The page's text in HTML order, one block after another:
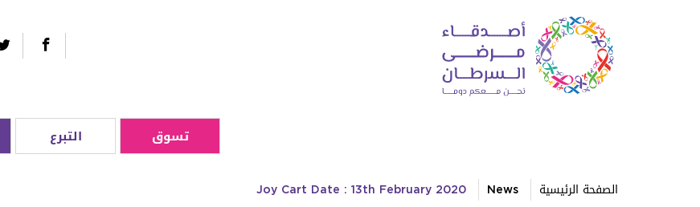
تسوق التبرع
الصفحة الرئيسية News
Joy Cart Date : 13th February 2020